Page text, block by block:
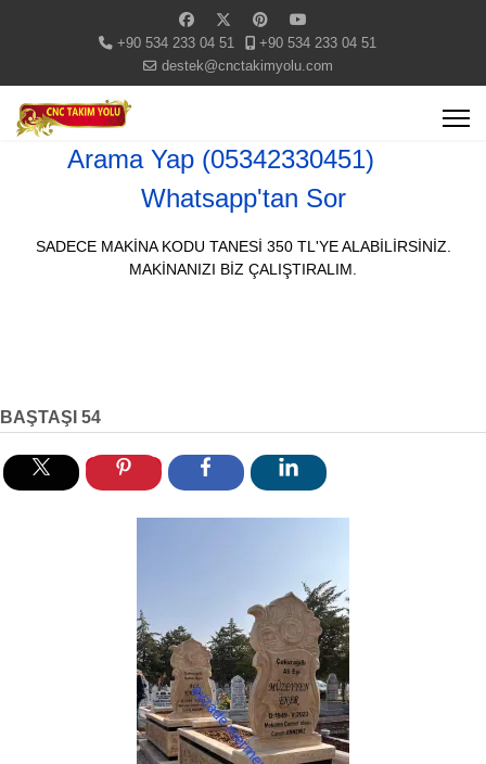
+90 534 233 04 51
+90 534 233 04 51
destek@cnctakimyolu.com
Arama Yap (05342330451)
Whatsapp'tan Sor
SADECE MAKİNA KODU TANESİ 350 TL'YE ALABİLİRSİNİZ.
MAKİNANIZI BİZ ÇALIŞTIRALIM.
BAŞTAŞI 54